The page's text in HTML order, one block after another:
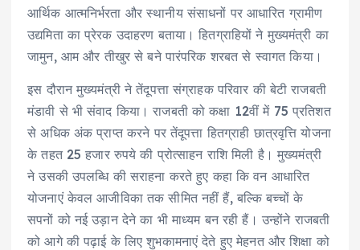
आर्थिक आत्मनिर्भरता और स्थानीय संसाधनों पर आधारित ग्रामीण
उद्यमिता का प्रेरक उदाहरण बताया। हितग्राहियों ने मुख्यमंत्री का
जामुन, आम और तीखुर से बने पारंपरिक शरबत से स्वागत किया।
इस दौरान मुख्यमंत्री ने तेंदूपत्ता संग्राहक परिवार की बेटी राजबती
मंडावी से भी संवाद किया। राजबती को कक्षा 12वीं में 75 प्रतिशत
से अधिक अंक प्राप्त करने पर तेंदूपत्ता हितग्राही छात्रवृत्ति योजना
के तहत 25 हजार रुपये की प्रोत्साहन राशि मिली है। मुख्यमंत्री
ने उसकी उपलब्धि की सराहना करते हुए कहा कि वन आधारित
योजनाएं केवल आजीविका तक सीमित नहीं हैं, बल्कि बच्चों के
सपनों को नई उड़ान देने का भी माध्यम बन रही हैं। उन्होंने राजबती
को आगे की पढ़ाई के लिए शुभकामनाएं देते हुए मेहनत और शिक्षा को